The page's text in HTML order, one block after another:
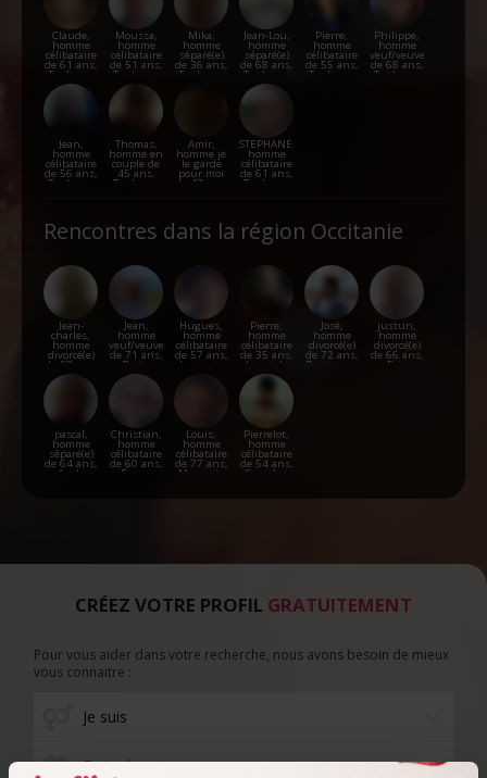
Claude,
homme
célibataire
de 61 ans,
Toulouse
Moussa,
homme
célibataire
de 51 ans,
Toulouse
Mika,
homme
séparé(e)
de 36 ans,
Toulouse
Jean-Lou,
homme
séparé(e)
de 68 ans,
Toulouse
Pierre,
homme
célibataire
de 55 ans,
Toulouse
Philippe,
homme
veuf/veuve
de 68 ans,
Toulouse
Jean,
homme
célibataire
de 56 ans,
Toulouse
Thomas,
homme en
couple de
45 ans,
Toulouse
Amir,
homme je
le garde
pour moi
de 47 ans,
STEPHANE,
homme
célibataire
de 61 ans,
Toulouse
Rencontres dans la région Occitanie
Jean-
charles,
homme
divorcé(e)
de 68 ans,
Toulouse
Jean,
homme
veuf/veuve
de 71 ans,
Barjac
Hugues,
homme
célibataire
de 57 ans,
Lauzerte
Pierre,
homme
célibataire
de 35 ans,
Laguiole
José,
homme
divorcé(e)
de 72 ans,
Perpignan
justun,
homme
divorcé(e)
de 66 ans,
Foix
pascal,
homme
séparé(e)
de 64 ans,
Auch
Christian,
homme
célibataire
de 60 ans,
Éauze
Louis,
homme
célibataire
de 77 ans,
Mauguio
Pierrelot,
homme
célibataire
de 54 ans,
Gourdon
CRÉEZ VOTRE PROFIL GRATUITEMENT
Pour vous aider dans votre recherche, nous avons besoin de mieux
vous connaitre :
Date de naissance